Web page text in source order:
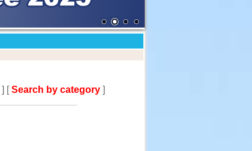
] [Search by category ]